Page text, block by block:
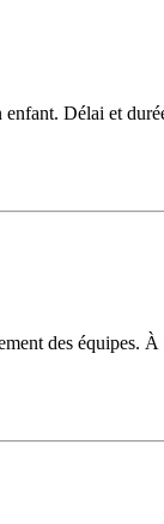
Délai et
des équipes.